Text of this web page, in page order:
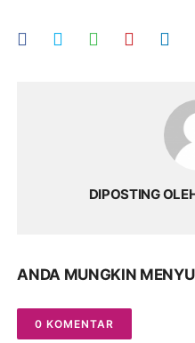
DIPOSTING
ANDA MUNGKIN
0 KOMENTAR